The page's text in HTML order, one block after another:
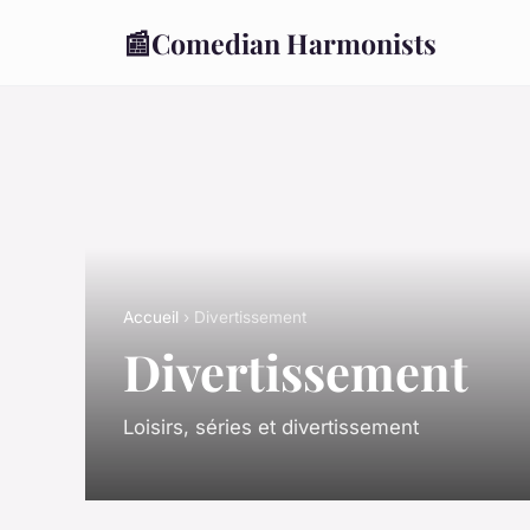
📰Comedian Harmonists
Accueil › Divertissement
Divertissement
Loisirs, séries et divertissement